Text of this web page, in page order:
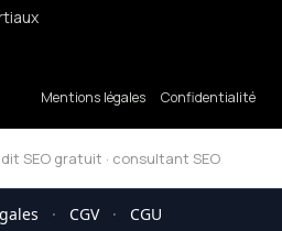
Mentions légales Confidentialité
SEO gratuit · consultant SEO
· CGV · CGU